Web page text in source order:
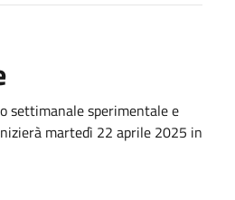
settimanale sperimentale e
martedì 22 aprile 2025 in